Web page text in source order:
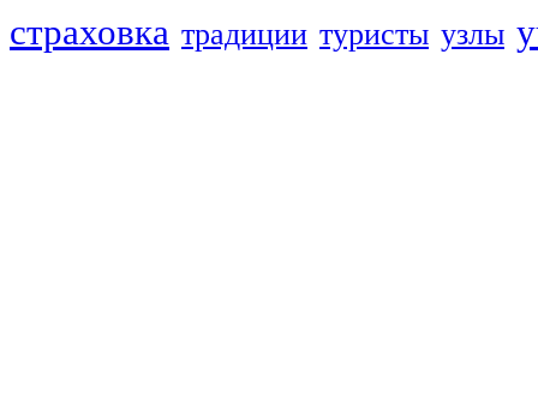
страховка традиции туристы узлы